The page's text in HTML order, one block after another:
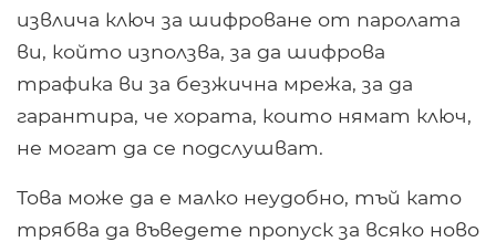
извлича ключ за шифроване от паролата
ви, който използва, за да шифрова
трафика ви за безжична мрежа, за да
гарантира, че хората, които нямат ключ,
не могат да се подслушват.
Това може да е малко неудобно, тъй като
трябва да въведете пропуск за всяко ново